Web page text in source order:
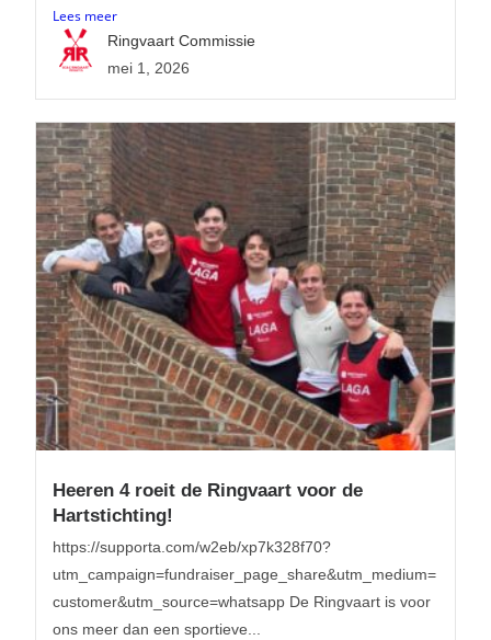
Lees meer
Ringvaart Commissie
mei 1, 2026
Heeren 4 roeit de Ringvaart voor de
Hartstichting!
https://supporta.com/w2eb/xp7k328f70?
utm_campaign=fundraiser_page_share&utm_medium=
customer&utm_source=whatsapp De Ringvaart is voor
ons meer dan een sportieve...